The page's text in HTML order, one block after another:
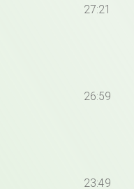
27:21
26:59
23:49